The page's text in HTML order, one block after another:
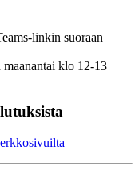
linkin suoraan
klo 12-13